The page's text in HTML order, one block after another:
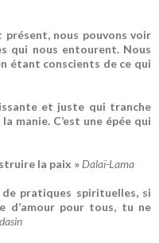
présent, nous pouvons voir
qui nous entourent. Nous
étant conscients de ce qui
et juste qui tranche
manie. C’est une épée qui
la paix »Dalaï-Lama
pratiques spirituelles, si
d’amour pour tous, tu ne